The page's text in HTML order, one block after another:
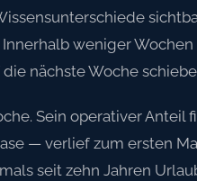
weniger Wochen
nächste Woche
Sein operativer Anteil
— verlief zum ersten
seit zehn Jahren